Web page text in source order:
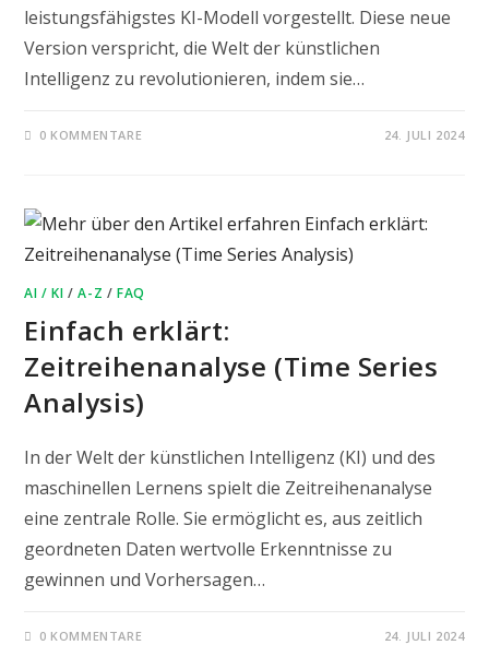
leistungsfähigstes KI-Modell vorgestellt. Diese neue
Version verspricht, die Welt der künstlichen
Intelligenz zu revolutionieren, indem sie…
0 KOMMENTARE 24. JULI 2024
AI / KI /A-Z /FAQ
Einfach erklärt:
Zeitreihenanalyse (Time Series
Analysis)
In der Welt der künstlichen Intelligenz (KI) und des
maschinellen Lernens spielt die Zeitreihenanalyse
eine zentrale Rolle. Sie ermöglicht es, aus zeitlich
geordneten Daten wertvolle Erkenntnisse zu
gewinnen und Vorhersagen…
0 KOMMENTARE 24. JULI 2024